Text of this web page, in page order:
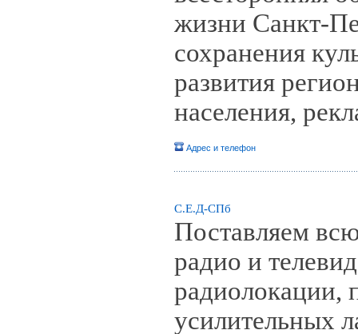
жизни Санкт-
сохранения
развития
населения,
Адрес и телефон
С.Е.Д-СПб
Поставляем
радио и
радиолокации,
усилительных